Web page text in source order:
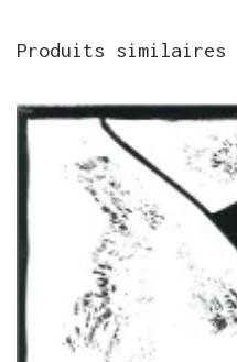
Produits similaires